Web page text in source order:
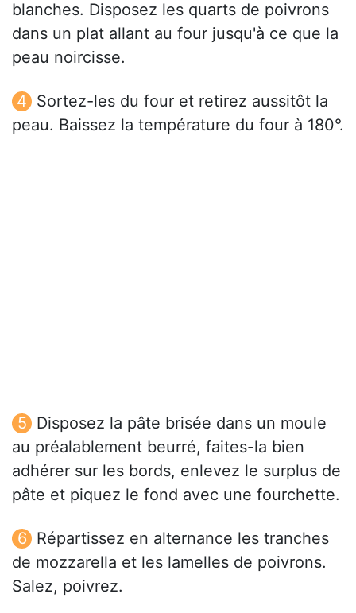
blanches. Disposez les quarts de poivrons
dans un plat allant au four jusqu'à ce que la
peau noircisse.
Sortez-les du four et retirez aussitôt la
peau. Baissez la température du four à 180°.
Disposez la pâte brisée dans un moule
au préalablement beurré, faites-la bien
adhérer sur les bords, enlevez le surplus de
pâte et piquez le fond avec une fourchette.
Répartissez en alternance les tranches
de mozzarella et les lamelles de poivrons.
Salez, poivrez.